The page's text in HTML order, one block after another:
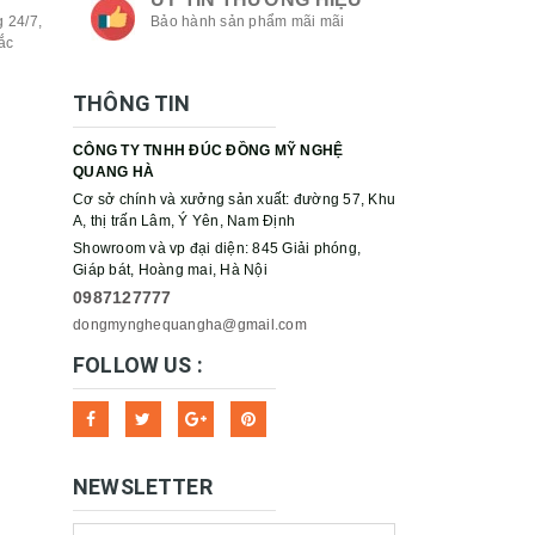
24/7,
Bảo hành sản phẩm mãi mãi
THÔNG TIN
CÔNG TY TNHH ĐÚC ĐỒNG MỸ NGHỆ
QUANG HÀ
Cơ sở chính và xưởng sản xuất: đường 57, Khu
A, thị trấn Lâm, Ý Yên, Nam Định
Showroom và vp đại diện: 845 Giải phóng,
Giáp bát, Hoàng mai, Hà Nội
0987127777
dongmynghequangha@gmail.com
FOLLOW US :
NEWSLETTER